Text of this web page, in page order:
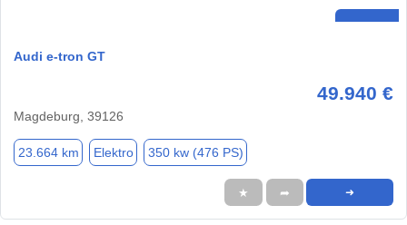
Audi e-tron GT
49.940 €
Magdeburg, 39126
23.664 km Elektro 350 kw (476 PS)
★ ➦ ➜